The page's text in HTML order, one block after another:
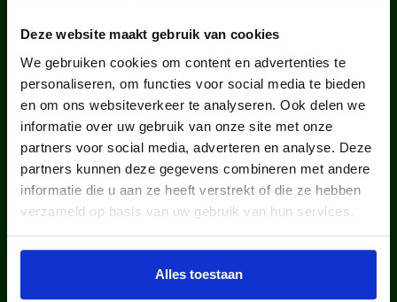
Deze website maakt gebruik van cookies
We gebruiken cookies om content en advertenties te
personaliseren, om functies voor social media te bieden
en om ons websiteverkeer te analyseren. Ook delen we
informatie over uw gebruik van onze site met onze
partners voor social media, adverteren en analyse. Deze
partners kunnen deze gegevens combineren met andere
informatie die u aan ze heeft verstrekt of die ze hebben
verzameld op basis van uw gebruik van hun services.
Alles toestaan
kinderen en jongeren werden in
2025 via ons lid van een
cultuurclub.